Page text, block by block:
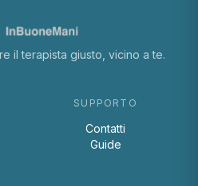
il terapista giusto, vicino a te.
SUPPORTO
Contatti
Guide